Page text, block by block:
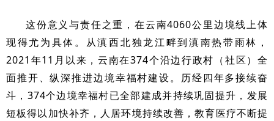
这份意义与责任之重，在云南4060公里边境线上体
现得尤为具体。从滇西北独龙江畔到滇南热带雨林，
2021年11月以来，云南在374个沿边行政村（社区）全
面推开、纵深推进边境幸福村建设。历经四年多接续奋
斗，374个边境幸福村已全部建成并持续巩固提升，发展
短板得以加快补齐，人居环境持续改善，教育医疗不断提